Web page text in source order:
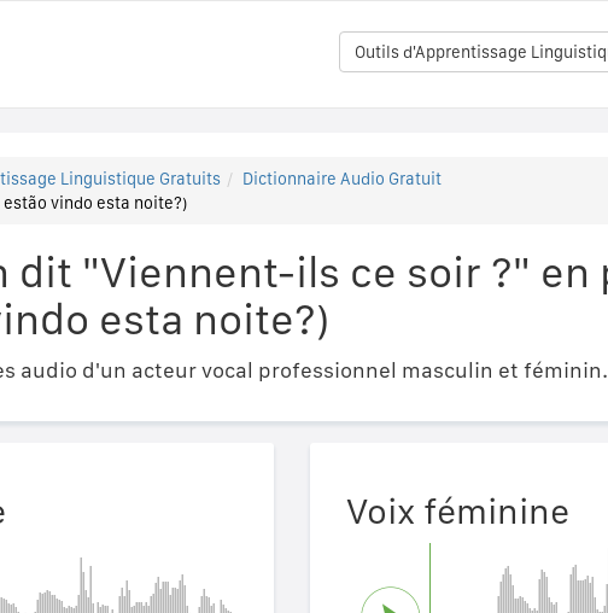
Outils d'Apprentissage
Linguistique Gratuits
Dictionnaire Audio Gratuit
vindo esta noite?)
dit "Viennent-ils ce soir ?" en
esta noite?)
audio d'un acteur vocal professionnel masculin et féminin.
Voix féminine